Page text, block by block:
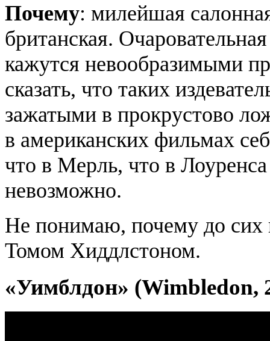
Почему: милейшая
британская.
кажутся невообразимыми
сказать, что таких
зажатыми в прокрустово
в американских фильмах
что в Мерль, что в
невозможно.
Не понимаю, почему до сих
Томом Хиддлстоном.
«Уимблдон» (Wimbledon,